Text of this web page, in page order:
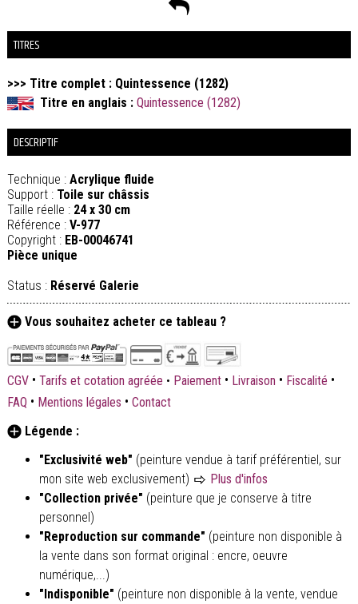
TITRES
>>> Titre complet : Quintessence (1282)
Titre en anglais : Quintessence (1282)
DESCRIPTIF
Technique : Acrylique fluide
Support : Toile sur châssis
Taille réelle : 24 x 30 cm
Référence : V-977
Copyright : EB-00046741
Pièce unique
Status : Réservé Galerie
Vous souhaitez acheter ce tableau ?
CGV • Tarifs et cotation agréée • Paiement • Livraison • Fiscalité •
FAQ • Mentions légales • Contact
Légende :
"Exclusivité web" (peinture vendue à tarif préférentiel, sur
mon site web exclusivement)
Plus d'infos
"Collection privée" (peinture que je conserve à titre
personnel)
"Reproduction sur commande" (peinture non disponible à
la vente dans son format original : encre, oeuvre
numérique,...)
"Indisponible" (peinture non disponible à la vente, vendue